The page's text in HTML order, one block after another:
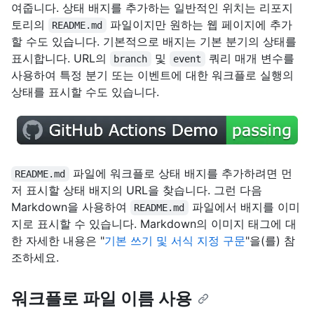
여줍니다. 상태 배지를 추가하는 일반적인 위치는 리포지
토리의
README.md
파일이지만 원하는 웹 페이지에 추가
할 수도 있습니다. 기본적으로 배지는 기본 분기의 상태를
표시합니다. URL의
branch 및 event
쿼리 매개 변수를
사용하여 특정 분기 또는 이벤트에 대한 워크플로 실행의
상태를 표시할 수도 있습니다.
README.md
파일에 워크플로 상태 배지를 추가하려면 먼
저 표시할 상태 배지의 URL을 찾습니다. 그런 다음
Markdown을 사용하여
README.md
파일에서 배지를 이미
지로 표시할 수 있습니다. Markdown의 이미지 태그에 대
한 자세한 내용은 "기본 쓰기 및 서식 지정 구문"을(를) 참
조하세요.
워크플로 파일 이름 사용